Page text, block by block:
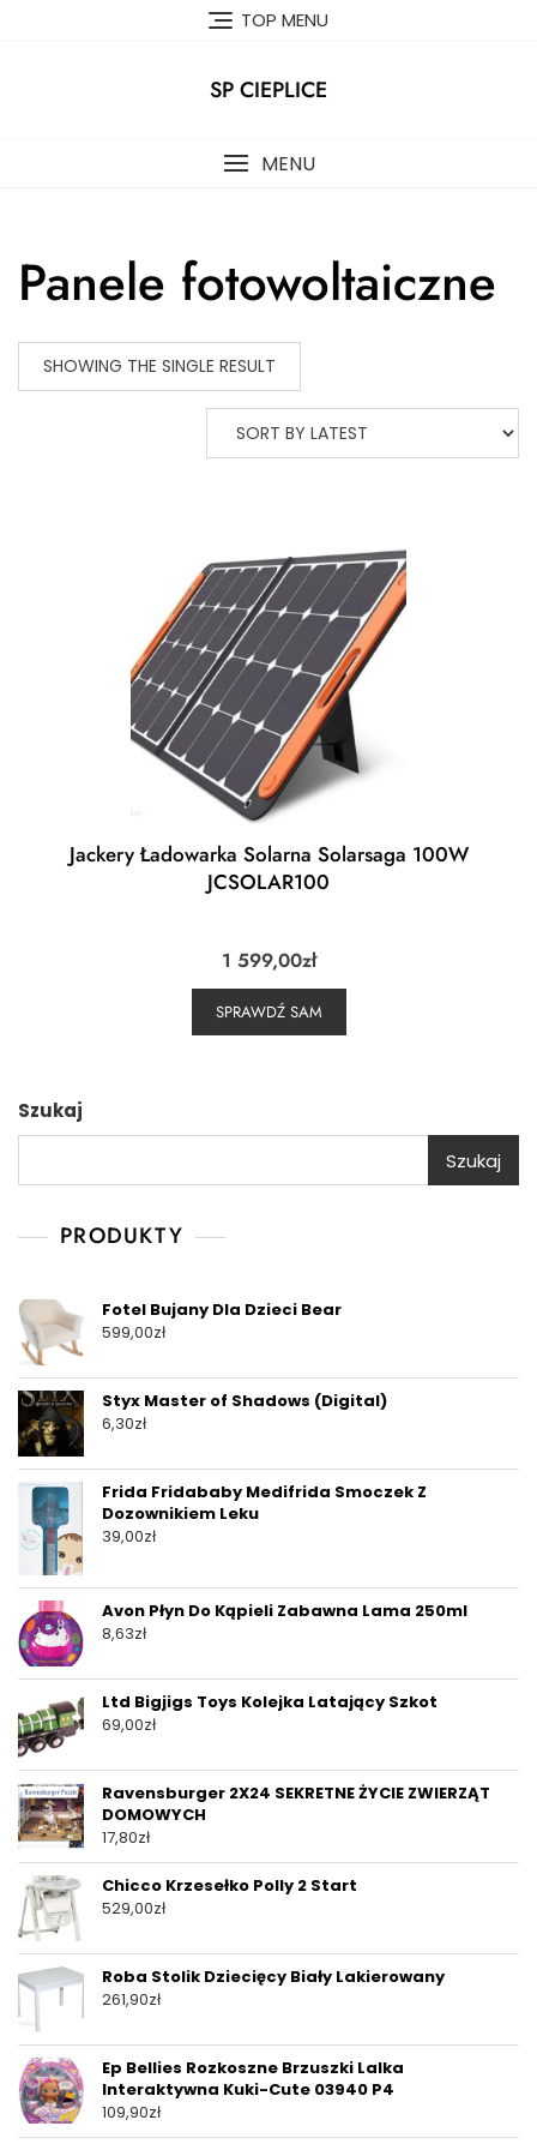
TOP MENU
SP CIEPLICE
MENU
Panele fotowoltaiczne
SHOWING THE SINGLE RESULT
Jackery Ładowarka Solarna Solarsaga 100W
JCSOLAR100
1 599,00zł
SPRAWDŹ SAM
Szukaj
Szukaj
PRODUKTY
Fotel Bujany Dla Dzieci Bear
599,00zł
Styx Master of Shadows (Digital)
6,30zł
Frida Fridababy Medifrida Smoczek Z
Dozownikiem Leku
39,00zł
Avon Płyn Do Kąpieli Zabawna Lama 250ml
8,63zł
Ltd Bigjigs Toys Kolejka Latający Szkot
69,00zł
Ravensburger 2X24 SEKRETNE ŻYCIE ZWIERZĄT
DOMOWYCH
17,80zł
Chicco Krzesełko Polly 2 Start
529,00zł
Roba Stolik Dziecięcy Biały Lakierowany
261,90zł
Ep Bellies Rozkoszne Brzuszki Lalka
Interaktywna Kuki-Cute 03940 P4
109,90zł